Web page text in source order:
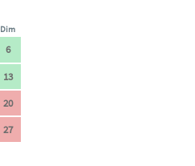
Dim
6
13
20
27